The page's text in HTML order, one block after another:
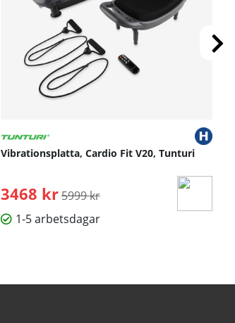
Vibrationsplatta, Cardio Fit V20, Tunturi
3468 kr Ordinarie pris:
5999 kr
1-5 arbetsdagar